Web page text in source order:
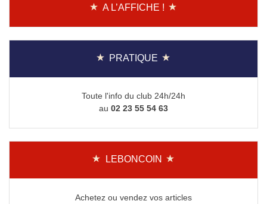
A L’AFFICHE !
PRATIQUE
Toute l'info du club 24h/24h
au 02 23 55 54 63
LEBONCOIN
Achetez ou vendez vos articles